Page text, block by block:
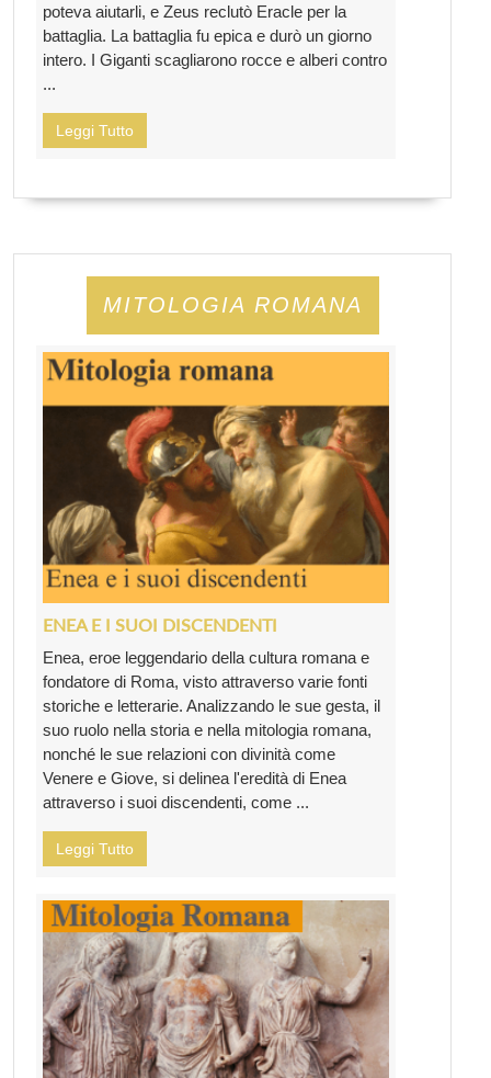
poteva aiutarli, e Zeus reclutò Eracle per la
battaglia. La battaglia fu epica e durò un giorno
intero. I Giganti scagliarono rocce e alberi contro
...
Leggi Tutto
MITOLOGIA ROMANA
ENEA E I SUOI DISCENDENTI
Enea, eroe leggendario della cultura romana e
fondatore di Roma, visto attraverso varie fonti
storiche e letterarie. Analizzando le sue gesta, il
suo ruolo nella storia e nella mitologia romana,
nonché le sue relazioni con divinità come
Venere e Giove, si delinea l'eredità di Enea
attraverso i suoi discendenti, come ...
Leggi Tutto